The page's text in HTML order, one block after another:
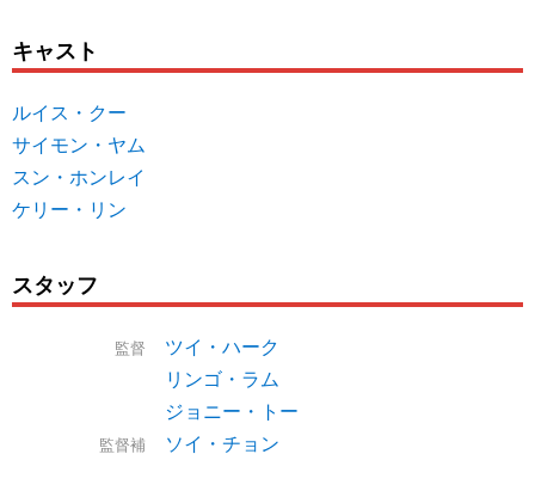
キャスト
ルイス・クー
サイモン・ヤム
スン・ホンレイ
ケリー・リン
スタッフ
監督
ツイ・ハーク
リンゴ・ラム
ジョニー・トー
監督補 ソイ・チョン